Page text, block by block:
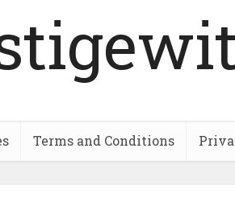
Terms and Conditions